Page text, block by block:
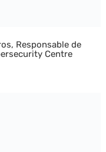
Responsable de
Centre